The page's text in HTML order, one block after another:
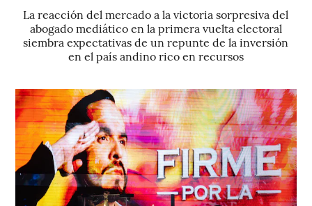
La reacción del mercado a la victoria sorpresiva del
abogado mediático en la primera vuelta electoral
siembra expectativas de un repunte de la inversión
en el país andino rico en recursos